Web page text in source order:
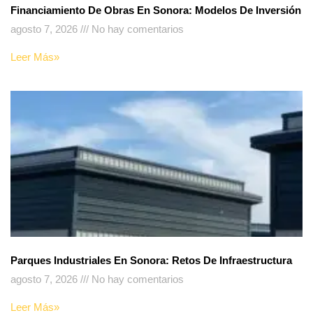
Financiamiento De Obras En Sonora: Modelos De Inversión
agosto 7, 2026
No hay comentarios
Leer Más»
Parques Industriales En Sonora: Retos De Infraestructura
agosto 7, 2026
No hay comentarios
Leer Más»